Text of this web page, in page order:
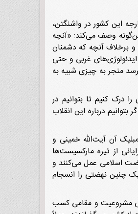
این کشور در واشنگتن،
وصف می‌کند: «آنچه
است و برخلاف آنچه که دشمنان
غربی و حتی
منجر به چیزی شبیه به
کنیم تا بتوانیم در
درباره این انقلاب
آن آیت‌الله خمینی و
از تیره مارکسیست‌ها
اسلامی عمل می‌کنند و
چنین نهضتی را انسجام
مشروعیت و مقامی کسب